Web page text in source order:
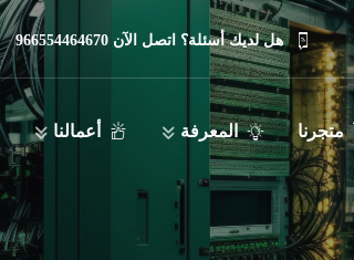
هل لديك أسئلة؟ اتصل الآن 966554464670
متجرنا المعرفة أعمالنا